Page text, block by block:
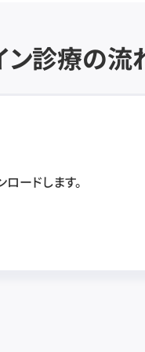
ン診療の流
ードします。